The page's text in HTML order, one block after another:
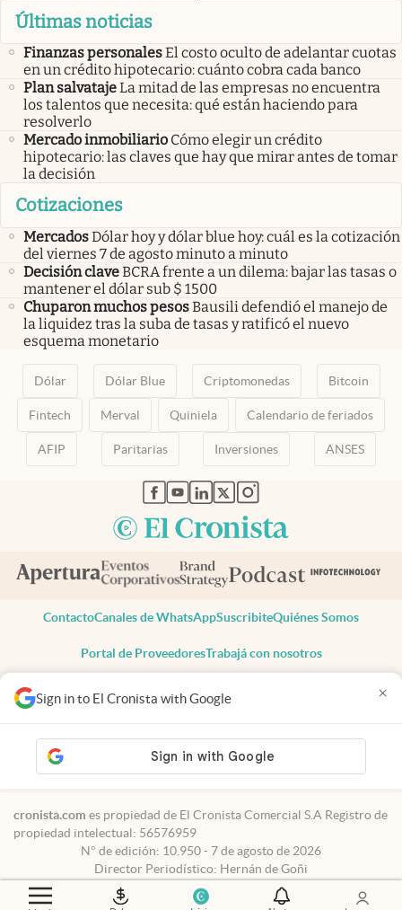
Sign in to El Cronista with Google ×
Últimas noticias
Finanzas personalesEl costo oculto de adelantar cuotas
en un crédito hipotecario: cuánto cobra cada banco
Plan salvatajeLa mitad de las empresas no encuentra
los talentos que necesita: qué están haciendo para
resolverlo
Mercado inmobiliario Cómo elegir un crédito
hipotecario: las claves que hay que mirar antes de tomar
la decisión
Cotizaciones
MercadosDólar hoy y dólar blue hoy: cuál es la cotización
del viernes 7 de agosto minuto a minuto
Decisión claveBCRA frente a un dilema: bajar las tasas o
mantener el dólar sub $ 1500
Chuparon muchos pesosBausili defendió el manejo de
la liquidez tras la suba de tasas y ratificó el nuevo
esquema monetario
Dólar Dólar Blue Criptomonedas Bitcoin
Fintech Merval Quiniela Calendario de feriados
AFIP Paritarias Inversiones ANSES
abre en nueva pestaña
abre en nueva pestaña
abre en nueva pestaña
abre en nueva pestaña
abre en nueva pestaña
ContactoCanales de WhatsAppSuscribiteQuiénes Somos
Portal de ProveedoresTrabajá con nosotros
Todos los derechos reservados
Privacidad
Consentimiento
Tel:+54 11 7078-3270
cronista.com es propiedad de El Cronista Comercial S.A Registro de
propiedad intelectual: 56576959
N° de edición: 10.950 - 7 de agosto de 2026
Director Periodístico: Hernán de Goñi